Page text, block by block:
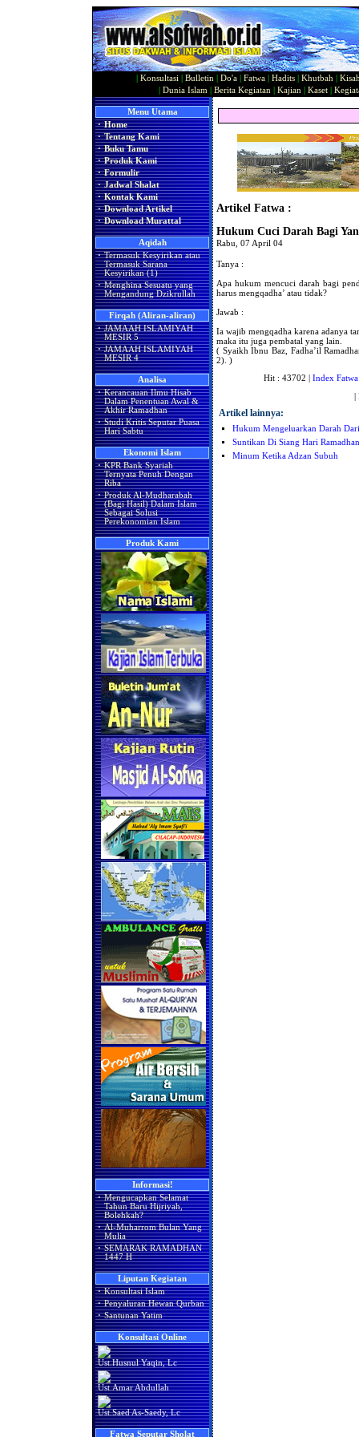
Konsultasi Bulletin Do'a Fatwa Hadits Khutbah
Dunia Islam Berita Kegiatan Kajian Kaset|
Menu Utama
· Home
· Tentang Kami
· Buku Tamu
· Produk Kami
· Formulir
· Jadwal Shalat
· Kontak Kami
· Download Artikel
· Download Murattal
Aqidah
· Termasuk Kesyirikan atau
Termasuk Sarana
Kesyirikan (1)
· Menghina Sesuatu yang
Mengandung Dzikrullah
Firqah (Aliran-aliran)
· JAMAAH ISLAMIYAH
MESIR 5
· JAMAAH ISLAMIYAH
MESIR 4
Analisa
· Kerancauan Ilmu Hisab
Dalam Penentuan Awal &
Akhir Ramadhan
· Studi Kritis Seputar Puasa
Hari Sabtu
Ekonomi Islam
· KPR Bank Syariah
Ternyata Penuh Dengan
Riba
· Produk Al-Mudharabah
(Bagi Hasil) Dalam Islam
Sebagai Solusi
Perekonomian Islam
Produk Kami
Informasi!
· Mengucapkan Selamat
Tahun Baru Hijriyah,
Bolehkah?
· Al-Muharrom Bulan Yang
Mulia
· SEMARAK RAMADHAN
1447 H
Liputan Kegiatan
· Konsultasi Islam
· Penyaluran Hewan Qurban
· Santunan Yatim
Konsultasi Online
Ust.Husnul Yaqin, Lc
Ust.Amar Abdullah
Ust.Saed As-Saedy, Lc
Fatwa Seputar Sholat
Artikel Fatwa :
Hukum Cuci Darah Bagi
Rabu, 07 April 04
Tanya :
Apa hukum mencuci darah bagi
harus mengqadha’ atau tidak?
Jawab :
Ia wajib mengqadha karena adanya
maka itu juga pembatal yang lain.
( Syaikh Ibnu Baz, Fadha’il
2). )
Hit : 43702 | Index Fatwa
|
Artikel lainnya:
Hukum Mengeluarkan Darah
Suntikan Di Siang Hari Ramadhan
Minum Ketika Adzan Subuh